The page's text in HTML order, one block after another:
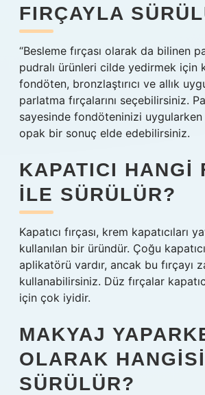
FIRÇAYLA
“Besleme fırçası olarak da bilinen
pudralı ürünleri cilde yedirmek için
fondöten, bronzlaştırıcı ve allık
parlatma fırçalarını seçebilirsiniz.
sayesinde fondöteninizi
opak bir sonuç elde edebilirsiniz.
KAPATICI HANGI
ILE SÜRÜLÜR?
Kapatıcı fırçası, krem ​​kapatıcıları
kullanılan bir üründür. Çoğu
aplikatörü vardır, ancak bu fırçayı
kullanabilirsiniz. Düz fırçalar
için çok iyidir.
MAKYAJ
OLARAK HANGISI
SÜRÜLÜR?